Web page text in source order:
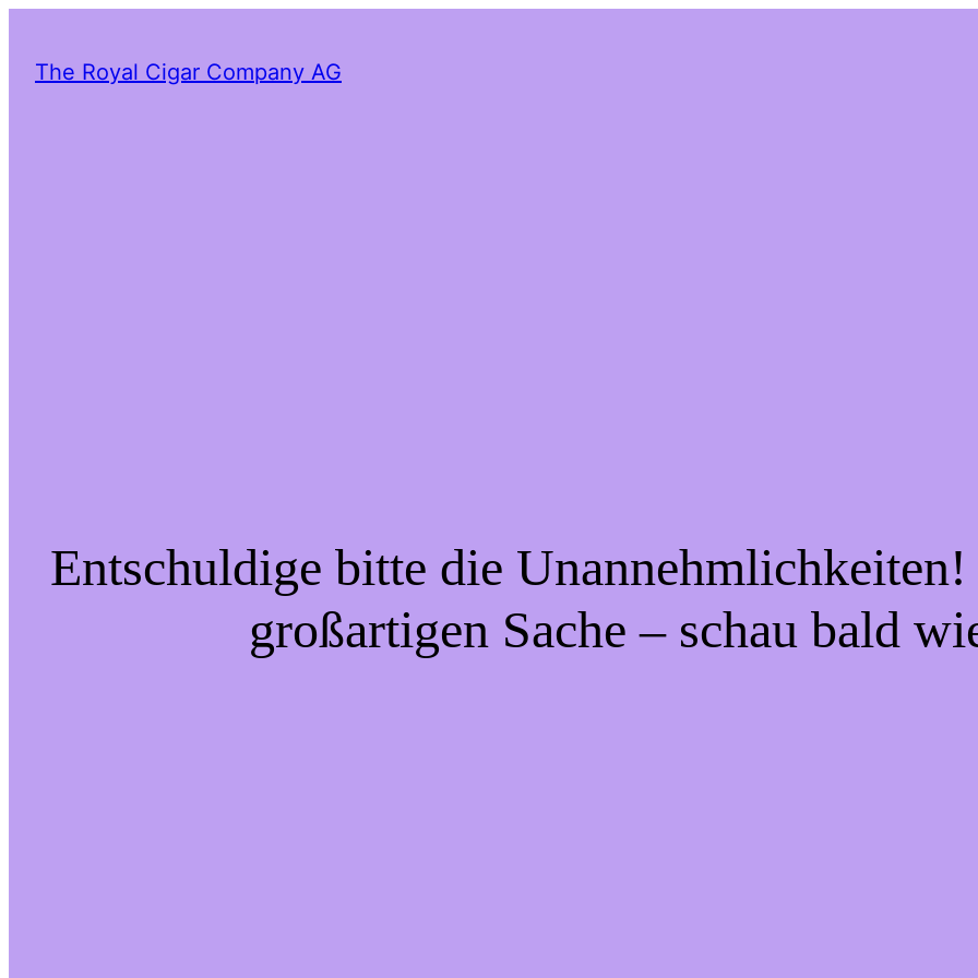
The Royal Cigar Company AG
Entschuldige bitte die
großartigen Sache – schau bald